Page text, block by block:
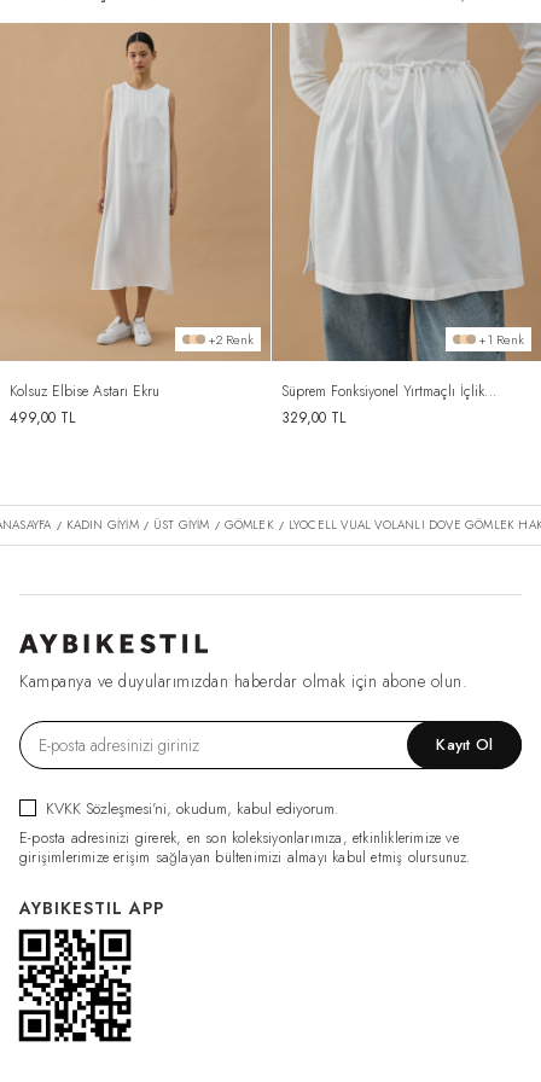
+2 Renk
Kolsuz Elbise Astarı Ekru
499,00 TL
+1 Renk
Süprem Fonksiyonel Yırtmaçlı İçlik
Etek Ekru
329,00TL
/ KADIN GİYİM / ÜST GİYİM / GÖMLEK / LYOCELL VUAL VOLANLI DOVE GÖMLEK
Kampanya ve duyularımızdan haberdar olmak için abone olun.
Kayıt Ol
KVKK Sözleşmesi'ni, okudum, kabul ediyorum.
E-posta adresinizi girerek, en son koleksiyonlarımıza, etkinliklerimize ve
girişimlerimize erişim sağlayan bültenimizi almayı kabul etmiş olursunuz.
AYBIKESTIL APP